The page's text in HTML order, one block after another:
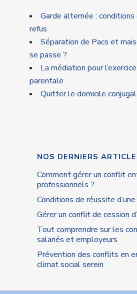
Garde alternée :
refus
Séparation de Pacs et
se passe ?
La médiation pour
parentale
Quitter le domicile
NOS DERNIERS
Comment gérer un conflit
professionnels ?
Conditions de réussite
Gérer un conflit de cession
Tout comprendre sur les
salariés et employeurs
Prévention des conflits en
climat social serein